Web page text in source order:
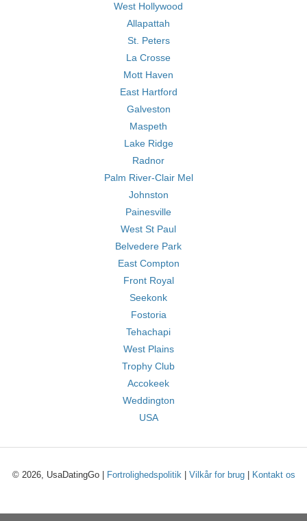
West Hollywood
Allapattah
St. Peters
La Crosse
Mott Haven
East Hartford
Galveston
Maspeth
Lake Ridge
Radnor
Palm River-Clair Mel
Johnston
Painesville
West St Paul
Belvedere Park
East Compton
Front Royal
Seekonk
Fostoria
Tehachapi
West Plains
Trophy Club
Accokeek
Weddington
USA
© 2026, UsaDatingGo | Fortrolighedspolitik| Vilkår for brug| Kontakt os